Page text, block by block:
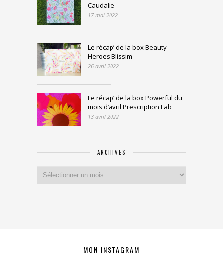
Caudalie
17 mai 2022
Le récap’ de la box Beauty
Heroes Blissim
26 avril 2022
Le récap’ de la box Powerful du
mois d’avril Prescription Lab
13 avril 2022
ARCHIVES
MON INSTAGRAM